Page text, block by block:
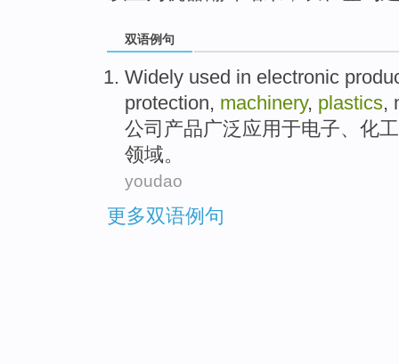
双语例句
Widely used in electronic
protection, machinery, plastics,
公司产品广泛应用于电子、 化工
领域。
youdao
更多双语例句